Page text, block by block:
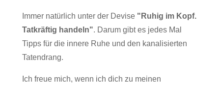
Immer natürlich unter der Devise "Ruhig im Kopf.
Tatkräftig handeln". Darum gibt es jedes Mal
Tipps für die innere Ruhe und den kanalisierten
Tatendrang.
Ich freue mich, wenn ich dich zu meinen